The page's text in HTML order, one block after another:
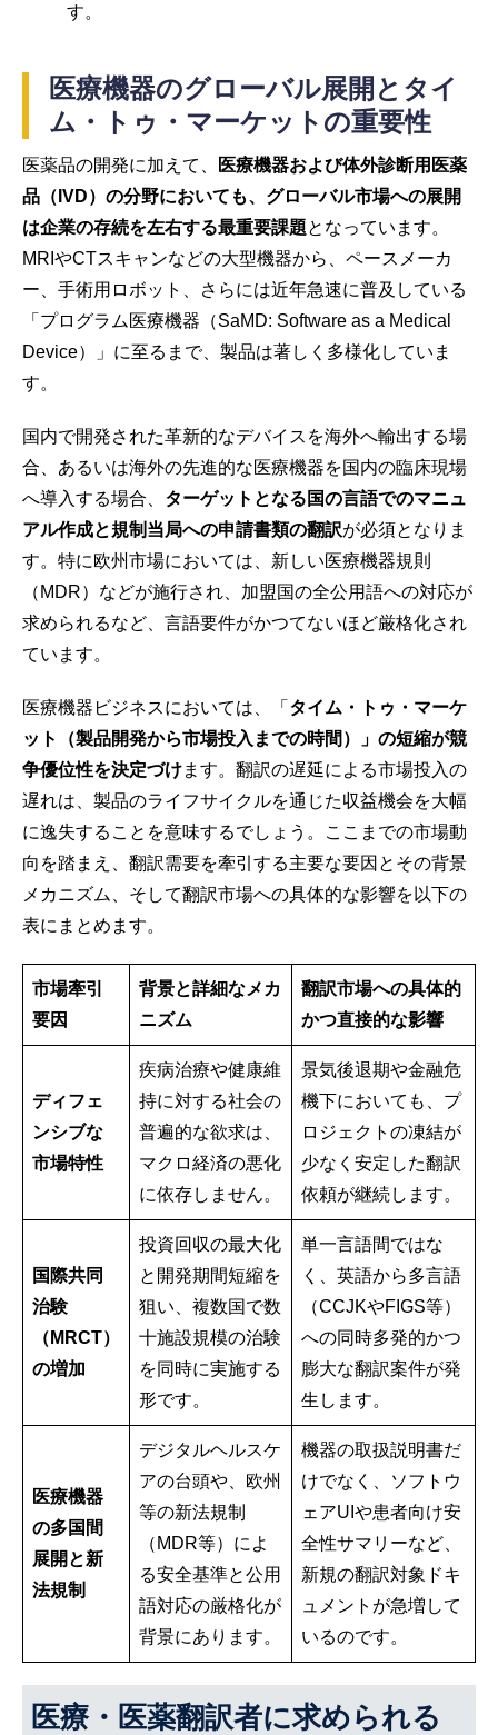
す。
医療機器のグローバル展開とタイ
ム・トゥ・マーケットの重要性
医薬品の開発に加えて、
医療機器および体外診断用医薬
品（IVD）の分野においても、グローバル市場への展開
は企業の存続を左右する最重要課題となっています。
MRIやCTスキャンなどの大型機器から、ペースメーカ
ー、手術用ロボット、さらには近年急速に普及している
「プログラム医療機器（SaMD: Software as a Medical
Device）」に至るまで、製品は著しく多様化していま
す。
国内で開発された革新的なデバイスを海外へ輸出する場
合、あるいは海外の先進的な医療機器を国内の臨床現場
へ導入する場合、 ターゲットとなる国の言語でのマニュ
アル作成と規制当局への申請書類の翻訳が必須となりま
す。特に欧州市場においては、新しい医療機器規則
（MDR）などが施行され、加盟国の全公用語への対応が
求められるなど、言語要件がかつてないほど厳格化され
ています。
医療機器ビジネスにおいては、「 タイム・トゥ・マーケ
ット（製品開発から市場投入までの時間）」の短縮が競
争優位性を決定づけます。翻訳の遅延による市場投入の
遅れは、製品のライフサイクルを通じた収益機会を大幅
に逸失することを意味するでしょう。ここまでの市場動
向を踏まえ、翻訳需要を牽引する主要な要因とその背景
メカニズム、そして翻訳市場への具体的な影響を以下の
表にまとめます。
市場牽引
要因
背景と詳細なメカ
ニズム
翻訳市場への具体的
かつ直接的な影響
ディフェ
ンシブな
市場特性
疾病治療や健康維
持に対する社会の
普遍的な欲求は、
マクロ経済の悪化
に依存しません。
景気後退期や金融危
機下においても、プ
ロジェクトの凍結が
少なく安定した翻訳
依頼が継続します。
国際共同
治験
（MRCT）
の増加
投資回収の最大化
と開発期間短縮を
狙い、複数国で数
十施設規模の治験
を同時に実施する
形です。
単一言語間ではな
く、英語から多言語
（CCJKやFIGS等）
への同時多発的かつ
膨大な翻訳案件が発
生します。
医療機器
の多国間
展開と新
法規制
デジタルヘルスケ
アの台頭や、欧州
等の新法規制
（MDR等）によ
る安全基準と公用
語対応の厳格化が
背景にあります。
機器の取扱説明書だ
けでなく、ソフトウ
ェアUIや患者向け安
全性サマリーなど、
新規の翻訳対象ドキ
ュメントが急増して
いるのです。
医療・医薬翻訳者に求められる